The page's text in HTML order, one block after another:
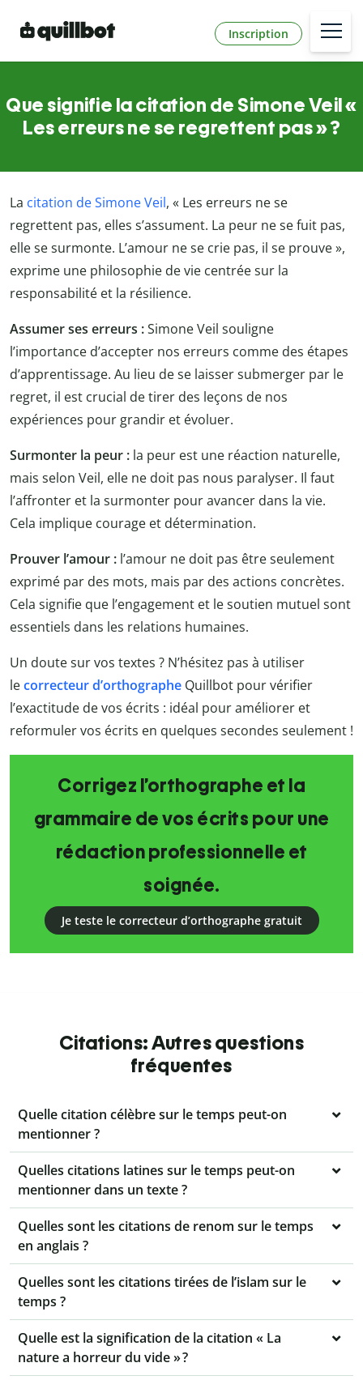
Inscription
Que signifie la citation de Simone Veil «
Les erreurs ne se regrettent pas » ?
La citation de Simone Veil, « Les erreurs ne se
regrettent pas, elles s’assument. La peur ne se fuit pas,
elle se surmonte. L’amour ne se crie pas, il se prouve »,
exprime une philosophie de vie centrée sur la
responsabilité et la résilience.
Assumer ses erreurs :Simone Veil souligne
l’importance d’accepter nos erreurs comme des étapes
d’apprentissage. Au lieu de se laisser submerger par le
regret, il est crucial de tirer des leçons de nos
expériences pour grandir et évoluer.
Surmonter la peur : la peur est une réaction naturelle,
mais selon Veil, elle ne doit pas nous paralyser. Il faut
l’affronter et la surmonter pour avancer dans la vie.
Cela implique courage et détermination.
Prouver l’amour : l’amour ne doit pas être seulement
exprimé par des mots, mais par des actions concrètes.
Cela signifie que l’engagement et le soutien mutuel sont
essentiels dans les relations humaines.
Un doute sur vos textes ? N’hésitez pas à utiliser
lecorrecteur d’orthographe Quillbot pour vérifier
l’exactitude de vos écrits : idéal pour améliorer et
reformuler vos écrits en quelques secondes seulement !
Corrigez l’orthographe et la
grammaire de vos écrits pour une
rédaction professionnelle et
soignée.
Je teste le correcteur d’orthographe gratuit
Citations: Autres questions
fréquentes
Quelle citation célèbre sur le temps peut-on
mentionner ?
Quelles citations latines sur le temps peut-on
mentionner dans un texte ?
Quelles sont les citations de renom sur le temps
en anglais ?
Quelles sont les citations tirées de l’islam sur le
temps ?
Quelle est la signification de la citation « La
nature a horreur du vide » ?